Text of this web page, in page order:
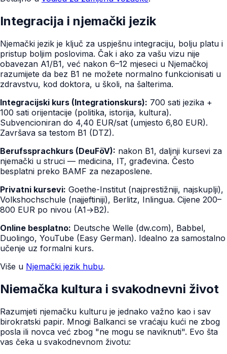
Integracija i njemački jezik
Njemački jezik je ključ za uspješnu integraciju, bolju platu i
pristup boljim poslovima. Čak i ako za vašu vizu nije
obavezan A1/B1, već nakon 6–12 mjeseci u Njemačkoj
razumijete da bez B1 ne možete normalno funkcionisati u
zdravstvu, kod doktora, u školi, na šalterima.
Integracijski kurs (Integrationskurs): 700 sati jezika +
100 sati orijentacije (politika, istorija, kultura).
Subvencioniran do 4,40 EUR/sat (umjesto 6,80 EUR).
Završava sa testom B1 (DTZ).
Berufssprachkurs (DeuFöV): nakon B1, daljnji kursevi za
njemački u struci — medicina, IT, građevina. Često
besplatni preko BAMF za nezaposlene.
Privatni kursevi: Goethe-Institut (najprestižniji, najskuplji),
Volkshochschule (najjeftiniji), Berlitz, Inlingua. Cijene 200–
800 EUR po nivou (A1→B2).
Online besplatno: Deutsche Welle (dw.com), Babbel,
Duolingo, YouTube (Easy German). Idealno za samostalno
učenje uz formalni kurs.
Više u Njemački jezik hubu.
Niemačka kultura i svakodnevni život
Razumjeti njemačku kulturu je jednako važno kao i sav
birokratski papir. Mnogi Balkanci se vraćaju kući ne zbog
posla ili novca već zbog "ne mogu se naviknuti". Evo šta
vas čeka u svakodnevnom životu: